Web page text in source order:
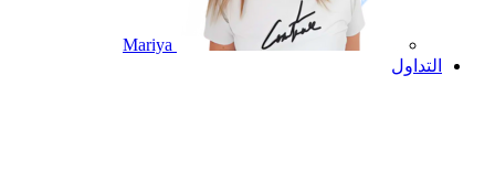
التداول